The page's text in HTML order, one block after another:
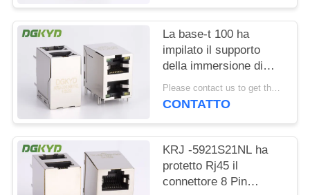
La base-t 100 ha
impilato il supporto
della immersione di
Jack With Magnetics
Right Angle del modulo
Please contact us to get the latest price. MOQ:1 pezzo
CONTATTO
KRJ -5921S21NL ha
protetto Rj45 il
connettore 8 Pin